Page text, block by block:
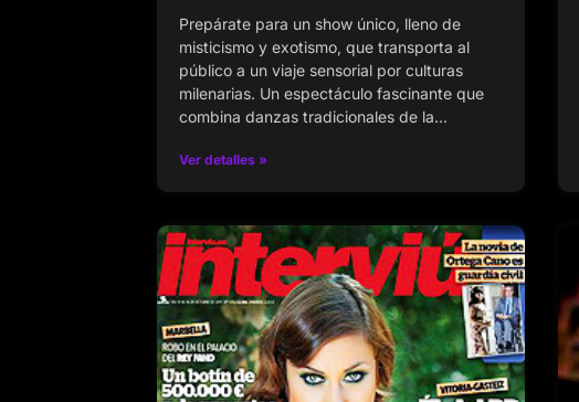
Prepárate para un show único, lleno de
misticismo y exotismo, que transporta al
público a un viaje sensorial por culturas
milenarias. Un espectáculo fascinante que
combina danzas tradicionales de la…
Ver detalles »